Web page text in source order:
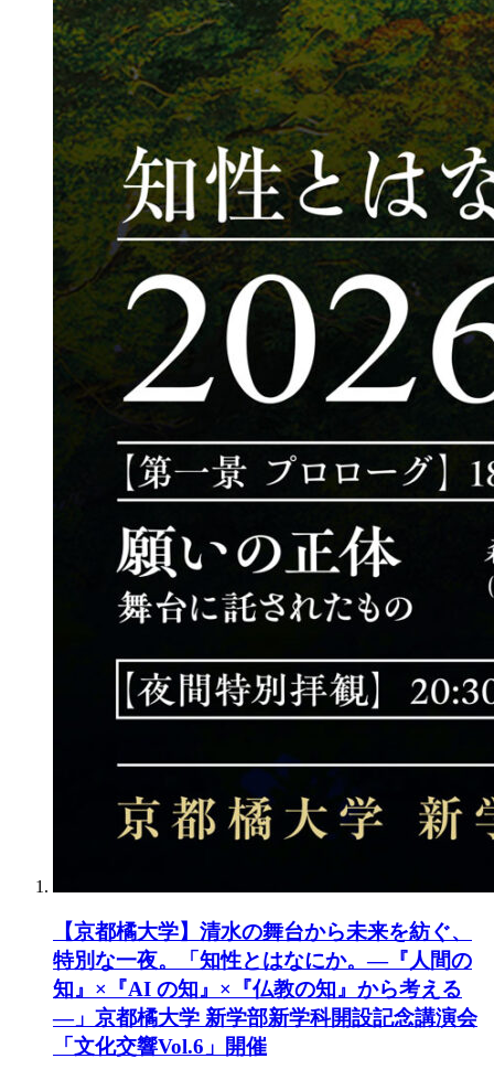
【京都橘大学】清水の舞台から未来を紡ぐ、
特別な一夜。「知性とはなにか。―『人間の
知』×『AI の知』×『仏教の知』から考える
―」京都橘大学 新学部新学科開設記念講演会
「文化交響Vol.6」開催